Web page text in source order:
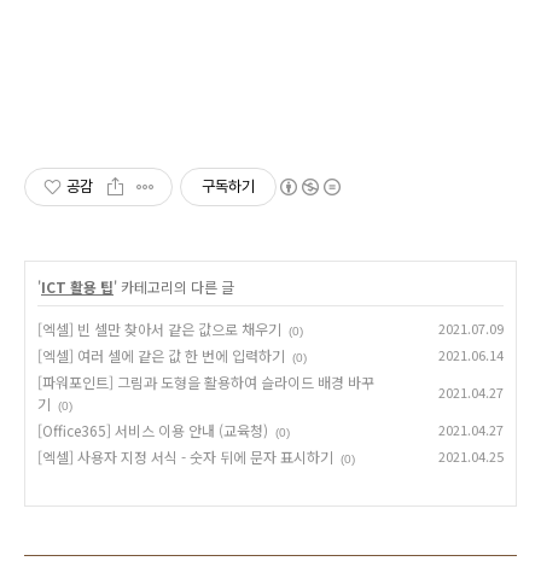
공감 구독하기
'ICT 활용 팁' 카테고리의 다른 글
[엑셀] 빈 셀만 찾아서 같은 값으로 채우기 (0) 2021.07.09
[엑셀] 여러 셀에 같은 값 한 번에 입력하기 (0) 2021.06.14
[파워포인트] 그림과 도형을 활용하여 슬라이드 배경 바꾸
기
(0)
2021.04.27
[Office365] 서비스 이용 안내 (교육청) (0) 2021.04.27
[엑셀] 사용자 지정 서식 - 숫자 뒤에 문자 표시하기 (0) 2021.04.25